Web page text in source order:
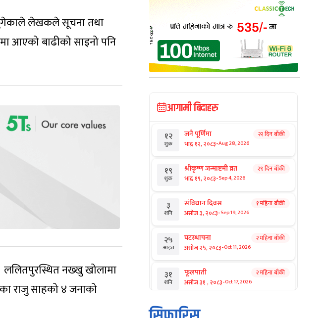
पुगेकाले लेखकले सूचना तथा
आएको बाढीको साइनो पनि
ललितपुरस्थित नख्खु खोलामा
राजु साहको ४ जनाको
आगामी बिदाहरु
१२
शुक्र
जनै पूर्णिमा
भाद्र १२, २०८३-Aug 28, 2026
२२ दिन बाँकी
१९
शुक्र
श्रीकृष्ण जन्माष्टमी व्रत
भाद्र १९, २०८३-Sep 4, 2026
२९ दिन बाँकी
३
शनि
संविधान दिवस
असोज ३, २०८३-Sep 19, 2026
१ महिना बाँकी
२५
आइत
घटस्थापना
असोज २५, २०८३-Oct 11, 2026
२ महिना बाँकी
३१
शनि
फूलपाती
असोज ३१ , २०८३-Oct 17, 2026
२ महिना बाँकी
१ कार्तिक सङ्क्रान्ति